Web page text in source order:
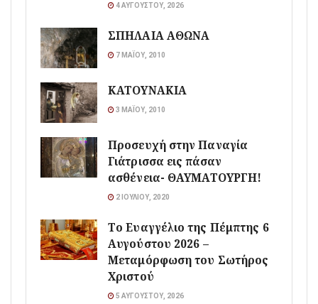
4 ΑΥΓΟΎΣΤΟΥ, 2026
ΣΠΗΛΑΙΑ ΑΘΩΝΑ
7 ΜΑΪ́ΟΥ, 2010
ΚΑΤΟΥΝΑΚΙΑ
3 ΜΑΪ́ΟΥ, 2010
Προσευχή στην Παναγία
Γιάτρισσα εις πάσαν
ασθένεια- ΘΑΥΜΑΤΟΥΡΓΗ!
2 ΙΟΥΛΊΟΥ, 2020
Το Ευαγγέλιο της Πέμπτης 6
Αυγούστου 2026 –
Μεταμόρφωση του Σωτήρος
Χριστού
5 ΑΥΓΟΎΣΤΟΥ, 2026